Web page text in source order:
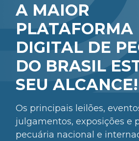
A MAIOR
PLATAFORMA
DIGITAL DE
DO BRASIL
SEU ALCANCE!
Os principais leilões,
julgamentos, exposições e
pecuária nacional e